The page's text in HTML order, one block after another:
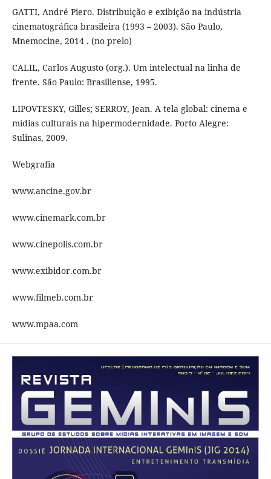
GATTI, André Piero. Distribuição e exibição na indústria
cinematográfica brasileira (1993 – 2003). São Paulo,
Mnemocine, 2014 . (no prelo)
CALIL, Carlos Augusto (org.). Um intelectual na linha de
frente. São Paulo: Brasiliense, 1995.
LIPOVTESKY, Gilles; SERROY, Jean. A tela global: cinema e
mídias culturais na hipermodernidade. Porto Alegre:
Sulinas, 2009.
Webgrafia
www.ancine.gov.br
www.cinemark.com.br
www.cinepolis.com.br
www.exibidor.com.br
www.filmeb.com.br
www.mpaa.com